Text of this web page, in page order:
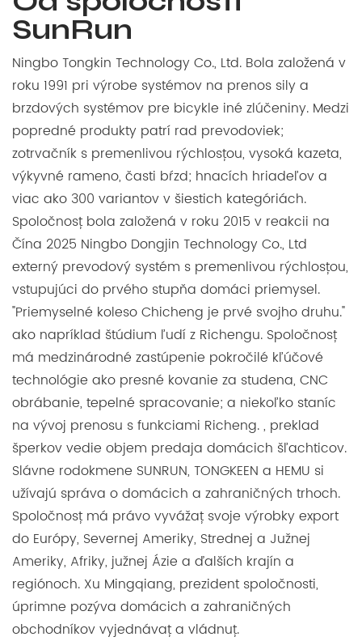
SunRun
Ningbo Tongkin Technology Co., Ltd. Bola založená v
roku 1991 pri výrobe systémov na prenos sily a
brzdových systémov pre bicykle iné zlúčeniny. Medzi
popredné produkty patrí rad prevodoviek;
zotrvačník s premenlivou rýchlosťou, vysoká kazeta,
výkyvné rameno, časti bŕzd; hnacích hriadeľov a
viac ako 300 variantov v šiestich kategóriách.
Spoločnosť bola založená v roku 2015 v reakcii na
Čína 2025 Ningbo Dongjin Technology Co., Ltd
externý prevodový systém s premenlivou rýchlosťou,
vstupujúci do prvého stupňa domáci priemysel.
"Priemyselné koleso Chicheng je prvé svojho druhu."
ako napríklad štúdium ľudí z Richengu. Spoločnosť
má medzinárodné zastúpenie pokročilé kľúčové
technológie ako presné kovanie za studena, CNC
obrábanie, tepelné spracovanie; a niekoľko staníc
na vývoj prenosu s funkciami Richeng. , preklad
šperkov vedie objem predaja domácich šľachticov.
Slávne rodokmene SUNRUN, TONGKEEN a HEMU si
užívajú správa o domácich a zahraničných trhoch.
Spoločnosť má právo vyvážať svoje výrobky export
do Európy, Severnej Ameriky, Strednej a Južnej
Ameriky, Afriky, južnej Ázie a ďalších krajín a
regiónoch. Xu Mingqiang, prezident spoločnosti,
úprimne pozýva domácich a zahraničných
obchodníkov vyjednávať a vládnuť.